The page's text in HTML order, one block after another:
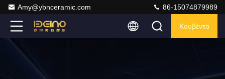
Amy@ybnceramic.com 86-15074879989
Κουβέντα